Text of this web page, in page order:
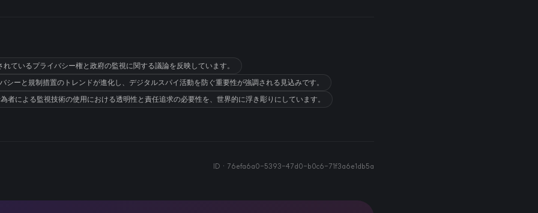
ているプライバシー権と政府の監視に関する議論を反映しています。
シーと規制措置のトレンドが進化し、デジタルスパイ活動を防ぐ重要性が強調される見込みです。
者による監視技術の使用における透明性と責任追求の必要性を、世界的に浮き彫りにしています。
ID · 76efa6a0-5393-47d0-b0c6-71f3a6e1db5a